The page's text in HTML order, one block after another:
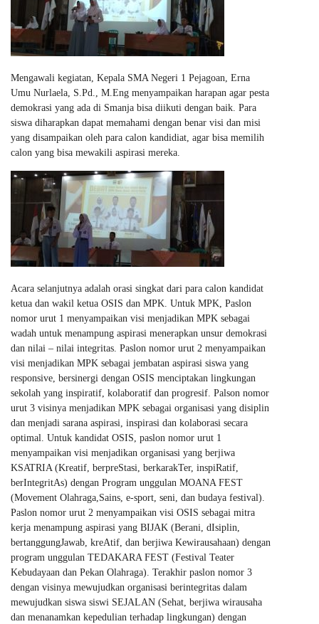
Mengawali kegiatan, Kepala SMA Negeri 1 Pejagoan, Erna
Umu Nurlaela, S.Pd., M.Eng menyampaikan harapan agar pesta
demokrasi yang ada di Smanja bisa diikuti dengan baik. Para
siswa diharapkan dapat memahami dengan benar visi dan misi
yang disampaikan oleh para calon kandidiat, agar bisa memilih
calon yang bisa mewakili aspirasi mereka.
Acara selanjutnya adalah orasi singkat dari para calon kandidat
ketua dan wakil ketua OSIS dan MPK. Untuk MPK, Paslon
nomor urut 1 menyampaikan visi menjadikan MPK sebagai
wadah untuk menampung aspirasi menerapkan unsur demokrasi
dan nilai – nilai integritas. Paslon nomor urut 2 menyampaikan
visi menjadikan MPK sebagai jembatan aspirasi siswa yang
responsive, bersinergi dengan OSIS menciptakan lingkungan
sekolah yang inspiratif, kolaboratif dan progresif. Palson nomor
urut 3 visinya menjadikan MPK sebagai organisasi yang disiplin
dan menjadi sarana aspirasi, inspirasi dan kolaborasi secara
optimal. Untuk kandidat OSIS, paslon nomor urut 1
menyampaikan visi menjadikan organisasi yang berjiwa
KSATRIA (Kreatif, berpreStasi, berkarakTer, inspiRatif,
berIntegritAs) dengan Program unggulan MOANA FEST
(Movement Olahraga,Sains, e-sport, seni, dan budaya festival).
Paslon nomor urut 2 menyampaikan visi OSIS sebagai mitra
kerja menampung aspirasi yang BIJAK (Berani, dIsiplin,
bertanggungJawab, kreAtif, dan berjiwa Kewirausahaan) dengan
program unggulan TEDAKARA FEST (Festival Teater
Kebudayaan dan Pekan Olahraga). Terakhir paslon nomor 3
dengan visinya mewujudkan organisasi berintegritas dalam
mewujudkan siswa siswi SEJALAN (Sehat, berjiwa wirausaha
dan menanamkan kepedulian terhadap lingkungan) dengan